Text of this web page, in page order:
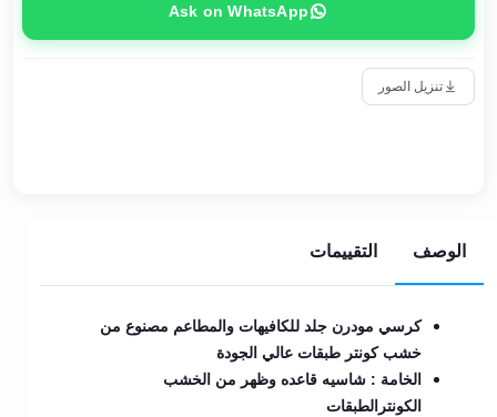
Ask on WhatsApp
تنزيل الصور
الوصف التقييمات
كرسي مودرن جلد للكافيهات والمطاعم مصنوع من
خشب كونتر طبقات عالي الجودة
الخامة : شاسيه قاعده وظهر من الخشب
الكونترالطبقات